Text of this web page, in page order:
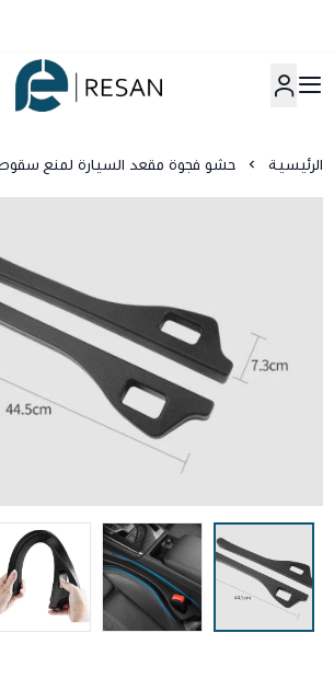
شركة ريسان
الرئيسية حشو فجوة مقعد السيارة لمنع سقوط